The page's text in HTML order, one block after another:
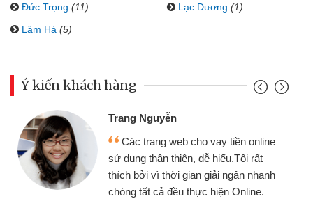
Đức Trọng (11) Lạc Dương (1)
Lâm Hà (5)
Ý kiến khách hàng
Trang Nguyễn
Các trang web cho vay tiền online
sử dụng thân thiện, dễ hiểu.Tôi rất
thích bởi vì thời gian giải ngân nhanh
chóng tất cả đều thực hiện Online.